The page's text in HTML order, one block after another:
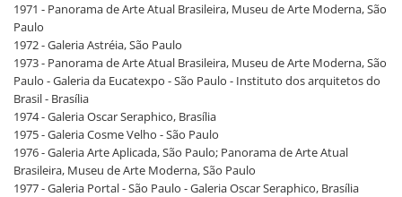
1971 - Panorama de Arte Atual Brasileira, Museu de Arte Moderna, São
Paulo
1972 - Galeria Astréia, São Paulo
1973 - Panorama de Arte Atual Brasileira, Museu de Arte Moderna, São
Paulo - Galeria da Eucatexpo - São Paulo - Instituto dos arquitetos do
Brasil - Brasília
1974 - Galeria Oscar Seraphico, Brasília
1975 - Galeria Cosme Velho - São Paulo
1976 - Galeria Arte Aplicada, São Paulo; Panorama de Arte Atual
Brasileira, Museu de Arte Moderna, São Paulo
1977 - Galeria Portal - São Paulo - Galeria Oscar Seraphico, Brasília